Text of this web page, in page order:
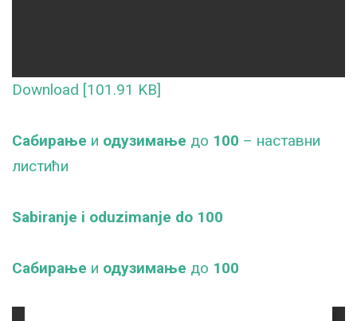
Download [101.91 KB]
Сабирање и одузимање до 100 – наставни
листићи
Sabiranje i oduzimanje do 100
Сабирање и одузимање до 100